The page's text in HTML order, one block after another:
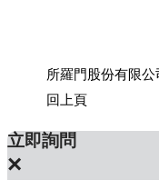
所羅門股份有限公
回上頁
立即詢問
×